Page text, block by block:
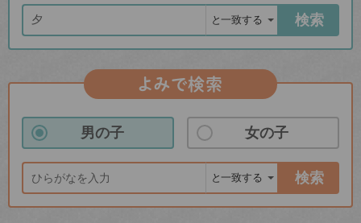
検索
よみで検索
男の子 女の子
検索